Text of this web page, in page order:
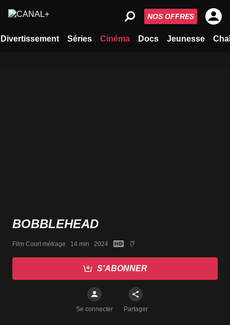
Divertissement Séries Cinéma Docs Jeunesse
NOS OFFRES
BOBBLEHEAD
Film Court métrage   14 min   2024
S'ABONNER
Se connecter Partager